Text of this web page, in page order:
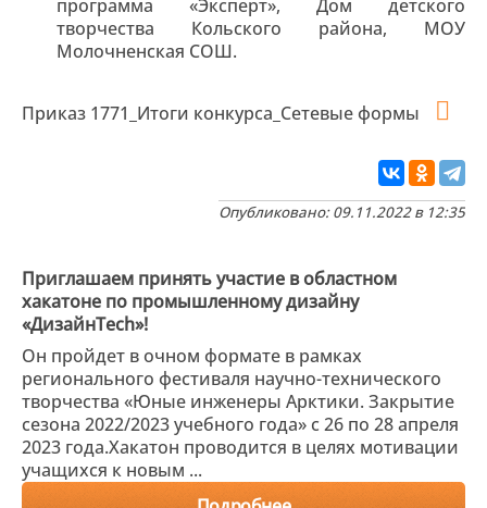
программа «Эксперт», Дом детского
творчества Кольского района, МОУ
Молочненская СОШ.
Приказ 1771_Итоги конкурса_Сетевые формы
Опубликовано: 09.11.2022 в 12:35
Приглашаем принять участие в областном
хакатоне по промышленному дизайну
«ДизайнTech»!
Он пройдет в очном формате в рамках
регионального фестиваля научно-технического
творчества «Юные инженеры Арктики. Закрытие
сезона 2022/2023 учебного года» с 26 по 28 апреля
2023 года.Хакатон проводится в целях мотивации
учащихся к новым ...